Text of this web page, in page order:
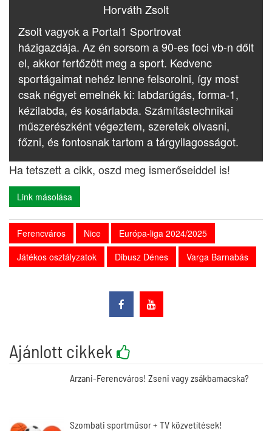
Horváth Zsolt
Zsolt vagyok a Portal1 Sportrovat
házigazdája. Az én sorsom a 90-es foci vb-n dőlt
el, akkor fertőzött meg a sport. Kedvenc
sportágaimat nehéz lenne felsorolni, így most
csak négyet emelnék ki: labdarúgás, forma-1,
kézilabda, és kosárlabda. Számítástechnikai
műszerészként végeztem, szeretek olvasni,
főzni, és fontosnak tartom a tárgyilagosságot.
Ha tetszett a cikk, oszd meg ismerőseiddel is!
Link másolása
Ferencváros Nice
Európa-liga 2024/2025
Játékos osztályzatok
Dibusz Dénes Varga Barnabás
Ajánlott cikkek
Arzani-Ferencváros! Zseni vagy zsákbamacska?
Szombati sportműsor + TV közvetítések!